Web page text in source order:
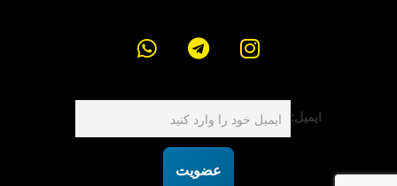
ایمیل:
عضویت